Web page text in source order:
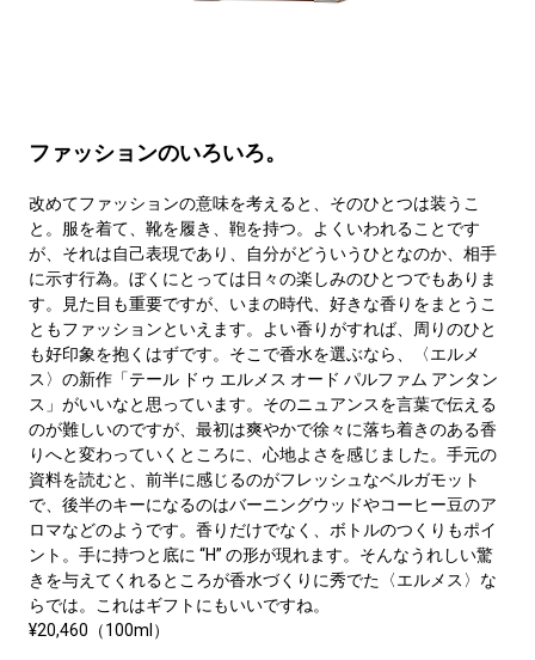
ファッションのいろいろ。
改めてファッションの意味を考えると、そのひとつは装うこ
と。服を着て、靴を履き、鞄を持つ。よくいわれることです
が、それは自己表現であり、自分がどういうひとなのか、相手
に示す行為。ぼくにとっては日々の楽しみのひとつでもありま
す。見た目も重要ですが、いまの時代、好きな香りをまとうこ
ともファッションといえます。よい香りがすれば、周りのひと
も好印象を抱くはずです。そこで香水を選ぶなら、〈エルメ
ス〉の新作「テール ドゥ エルメス オード パルファム アンタン
ス」がいいなと思っています。そのニュアンスを言葉で伝える
のが難しいのですが、最初は爽やかで徐々に落ち着きのある香
りへと変わっていくところに、心地よさを感じました。手元の
資料を読むと、前半に感じるのがフレッシュなベルガモット
で、後半のキーになるのはバーニングウッドやコーヒー豆のア
ロマなどのようです。香りだけでなく、ボトルのつくりもポイ
ント。手に持つと底に “H” の形が現れます。そんなうれしい驚
きを与えてくれるところが香水づくりに秀でた〈エルメス〉な
らでは。これはギフトにもいいですね。
¥20,460（100ml）